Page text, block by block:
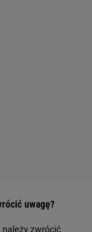
uwagę?
należy zwrócić